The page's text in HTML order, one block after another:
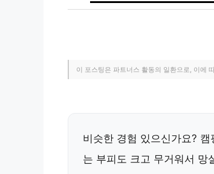
이 포스팅은 파트너스 활동의 일환으로, 이에
비슷한 경험 있으신가요?
는 부피도 크고 무거워서 망